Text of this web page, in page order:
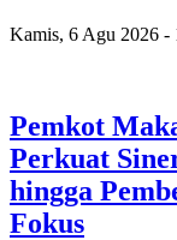
Kamis, 6 Agu 2026 -
Pemkot
Perkuat
hingga
Fokus